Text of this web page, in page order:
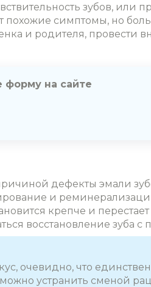
зубов, или
похожие симптомы, но
и родителя, провести
форму на сайте
дефекты эмали
и
крепче и перестает
восстановление зуба
очевидно, что
устранить сменой